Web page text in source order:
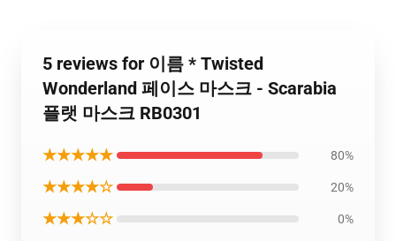
5 reviews for 이름 * Twisted
Wonderland 페이스 마스크 - Scarabia
플랫 마스크 RB0301
★★★★★ 80%
★★★★☆ 20%
★★★☆☆ 0%